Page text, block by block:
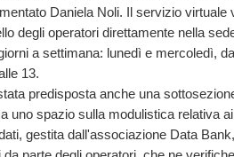
Daniela Noli. Il servizio virtuale
degli operatori direttamente nella
a settimana: lunedì e mercoledì,
13.
predisposta anche una
uno spazio sulla modulistica relativa
gestita dall'associazione Data